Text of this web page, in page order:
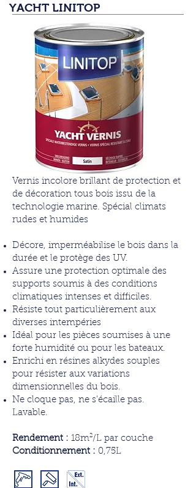
YACHT LINITOP
Vernis incolore brillant de protection et
de décoration tous bois issu de la
technologie marine. Spécial climats
rudes et humides
Décore, imperméabilise le bois dans la
durée et le protège des UV.
Assure une protection optimale des
supports soumis à des conditions
climatiques intenses et difficiles.
Résiste tout particulièrement aux
diverses intempéries
Idéal pour les pièces soumises à une
forte humidité ou pour les bateaux.
Enrichi en résines alkydes souples
pour résister aux variations
dimensionnelles du bois.
Ne cloque pas, ne s’écaille pas.
Lavable.
Rendement : 18m²/L par couche
Conditionnement : 0,75L